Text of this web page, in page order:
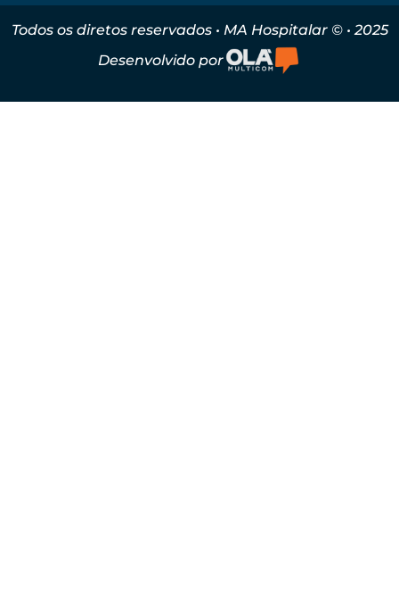
Todos os diretos reservados • MA Hospitalar © • 2025
Desenvolvido por